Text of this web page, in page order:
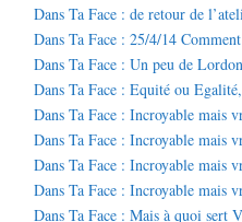
Dans Ta Face : de retour de
Dans Ta Face : 25/4/14
Dans Ta Face : Un peu de Lordon
Dans Ta Face : Equité ou
Dans Ta Face : Incroyable mais
Dans Ta Face : Incroyable mais
Dans Ta Face : Incroyable mais
Dans Ta Face : Incroyable mais
Dans Ta Face : Mais à quoi sert